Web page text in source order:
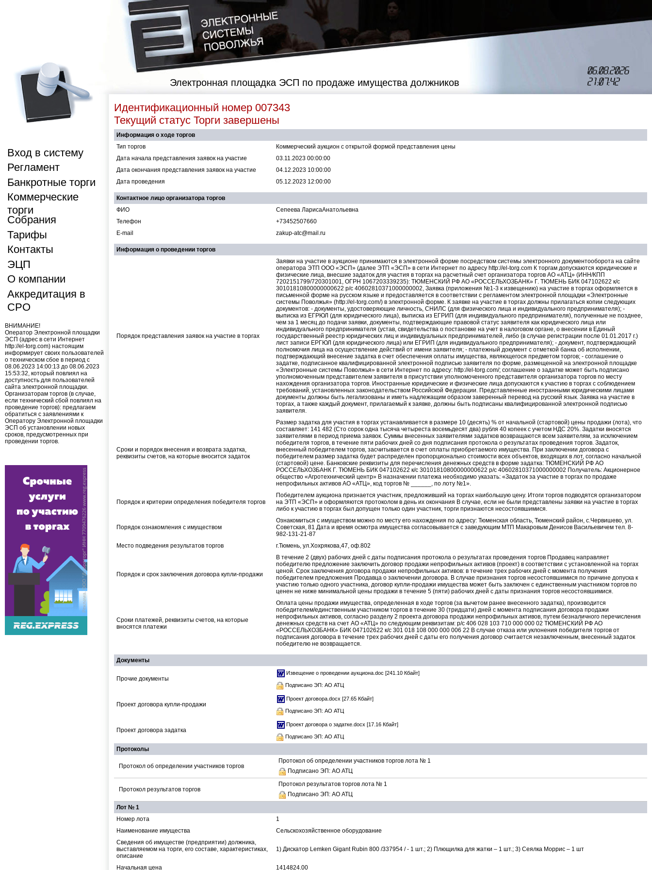
06.08.2026
21:07:42
Электронная площадка ЭСП по продаже имущества должников
Вход в систему
Регламент
Банкротные торги
Коммерческие
торги
Собрания
Тарифы
Контакты
ЭЦП
О компании
Аккредитация в
СРО
ВНИМАНИЕ!
Оператор Электронной площадки
ЭСП (адрес в сети Интернет
http://el-torg.com) настоящим
информирует своих пользователей
о техническом сбое в период с
08.06.2023 14:00:13 до 08.06.2023
15:53:32, который повлиял на
доступность для пользователей
сайта электронной площадки.
Организаторам торгов (в случае,
если технический сбой повлиял на
проведение торгов): предлагаем
обратиться с заявлениями к
Оператору Электронной площадки
ЭСП об установлении новых
сроков, предусмотренных при
проведении торгов.
Идентификационный номер 007343
Текущий статус Торги завершены
Информация о ходе торгов
Тип торгов
Коммерческий аукцион с открытой формой представления цены
Дата начала представления заявок на участие
03.11.2023 00:00:00
Дата окончания представления заявок на участие
04.12.2023 10:00:00
Дата проведения
05.12.2023 12:00:00
Контактное лицо организатора торгов
ФИО
Сепеева ЛарисаАнатольевна
Телефон
+73452507660
E-mail
zakup-atc@mail.ru
Информация о проведении торгов
Порядок представления заявок на участие в торгах
Заявки на участие в аукционе принимаются в электронной форме посредством системы электронного документооборота на сайте
оператора ЭТП ООО «ЭСП» (далее ЭТП «ЭСП» в сети Интернет по адресу http://el-torg.com К торгам допускаются юридические и
физические лица, внесшие задаток для участия в торгах на расчетный счет организатора торгов АО «АТЦ» (ИНН/КПП
7202151799/720301001, ОГРН 1067203339235): ТЮМЕНСКИЙ РФ АО «РОССЕЛЬХОЗБАНК» Г. ТЮМЕНЬ БИК 047102622 к/с
30101810800000000622 р/с 40602810371000000002, Заявка (приложения №1-3 к извещению) на участие в торгах оформляется в
письменной форме на русском языке и предоставляется в соответствии с регламентом электронной площадки «Электронные
системы Поволжья» (http://el-torg.com/) в электронной форме. К заявке на участие в торгах должны прилагаться копии следующих
документов: - документы, удостоверяющие личность, СНИЛС (для физического лица и индивидуального предпринимателя); -
выписка из ЕГРЮЛ (для юридического лица), выписка из ЕГРИП (для индивидуального предпринимателя), полученные не позднее,
чем за 1 месяц до подачи заявки, документы, подтверждающие правовой статус заявителя как юридического лица или
индивидуального предпринимателя (устав, свидетельства о постановке на учет в налоговом органе, о внесении в Единый
государственный реестр юридических лиц и индивидуальных предпринимателей, либо (в случае регистрации после 01.01.2017 г.)
лист записи ЕРГЮЛ (для юридического лица) или ЕГРИП (для индивидуального предпринимателя); - документ, подтверждающий
полномочия лица на осуществление действий от имени заявителя; - платежный документ с отметкой банка об исполнении,
подтверждающий внесение задатка в счет обеспечения оплаты имущества, являющегося предметом торгов; - соглашение о
задатке, подписанное квалифицированной электронной подписью заявителя по форме, размещенной на электронной площадке
«Электронные системы Поволжья» в сети Интернет по адресу: http://el-torg.com/; соглашение о задатке может быть подписано
уполномоченным представителем заявителя в присутствии уполномоченного представителя организатора торгов по месту
нахождения организатора торгов. Иностранные юридические и физические лица допускаются к участию в торгах с соблюдением
требований, установленных законодательством Российской Федерации. Представленные иностранными юридическими лицами
документы должны быть легализованы и иметь надлежащим образом заверенный перевод на русский язык. Заявка на участие в
торгах, а также каждый документ, прилагаемый к заявке, должны быть подписаны квалифицированной электронной подписью
заявителя.
Сроки и порядок внесения и возврата задатка,
реквизиты счетов, на которые вносится задаток
Размер задатка для участия в торгах устанавливается в размере 10 (десять) % от начальной (стартовой) цены продажи (лота), что
составляет: 141 482 (Сто сорок одна тысяча четыреста восемьдесят два) рубля 40 копеек с учетом НДС 20%. Задатки вносятся
заявителями в период приема заявок. Суммы внесенных заявителями задатков возвращаются всем заявителям, за исключением
победителя торгов, в течение пяти рабочих дней со дня подписания протокола о результатах проведения торгов. Задаток,
внесенный победителем торгов, засчитывается в счет оплаты приобретаемого имущества. При заключении договора с
победителем размер задатка будет распределен пропорционально стоимости всех объектов, входящих в лот, согласно начальной
(стартовой) цене. Банковские реквизиты для перечисления денежных средств в форме задатка: ТЮМЕНСКИЙ РФ АО
РОССЕЛЬХОЗБАНК Г. ТЮМЕНЬ БИК 047102622 к/с 30101810800000000622 р/с 40602810371000000002 Получатель: Акционерное
общество «Агротехнический центр» В назначении платежа необходимо указать: «Задаток за участие в торгах по продаже
непрофильных активов АО «АТЦ», код торгов № ______, по лоту №1».
Порядок и критерии определения победителя торгов
Победителем аукциона признается участник, предложивший на торгах наибольшую цену. Итоги торгов подводятся организатором
на ЭТП «ЭСП» и оформляются протоколом в день их окончания В случае, если не были представлены заявки на участие в торгах
либо к участию в торгах был допущен только один участник, торги признаются несостоявшимися.
Порядок ознакомления с имуществом
Ознакомиться с имуществом можно по месту его нахождения по адресу: Тюменская область, Тюменский район, с.Червишево, ул.
Советская, 81 Дата и время осмотра имущества согласовывается с заведующим МТП Макаровым Денисов Васильевичем тел. 8-
982-131-21-87
Место подведения результатов торгов
г.Тюмень, ул.Хохрякова,47, оф.802
Порядок и срок заключения договора купли-продажи
В течение 2 (двух) рабочих дней с даты подписания протокола о результатах проведения торгов Продавец направляет
победителю предложение заключить договор продажи непрофильных активов (проект) в соответствии с установленной на торгах
ценой. Срок заключения договора продажи непрофильных активов: в течение трех рабочих дней с момента получения
победителем предложения Продавца о заключении договора. В случае признания торгов несостоявшимися по причине допуска к
участию только одного участника, договор купли-продажи имущества может быть заключен с единственным участником торгов по
ценен не ниже минимальной цены продажи в течение 5 (пяти) рабочих дней с даты признания торгов несостоявшимися.
Сроки платежей, реквизиты счетов, на которые
вносятся платежи
Оплата цены продажи имущества, определенная в ходе торгов (за вычетом ранее внесенного задатка), производится
победителем/единственным участником торгов в течение 30 (тридцати) дней с момента подписания договора продажи
непрофильных активов, согласно разделу 2 проекта договора продажи непрофильных активов, путем безналичного перечисления
денежных средств на счет АО «АТЦ» по следующим реквизитам: р/с 406 028 103 710 000 000 02 ТЮМЕНСКИЙ РФ АО
«РОССЕЛЬХОЗБАНК» БИК 047102622 к/с 301 018 108 000 000 006 22 В случае отказа или уклонения победителя торгов от
подписания договора в течение трех рабочих дней с даты его получения договор считается незаключенным, внесенный задаток
победителю не возвращается.
Документы
Прочие документы
Извещение о проведении аукциона.doc [241.10 Кбайт]
Подписано ЭП: АО АТЦ
Проект договора купли-продажи
Проект договора.docx [27.65 Кбайт]
Подписано ЭП: АО АТЦ
Проект договора задатка
Проект договора о задатке.docx [17.16 Кбайт]
Подписано ЭП: АО АТЦ
Протоколы
Протокол об определении участников торгов
Протокол об определении участников торгов лота № 1
Подписано ЭП: АО АТЦ
Протокол результатов торгов
Протокол результатов торгов лота № 1
Подписано ЭП: АО АТЦ
Лот № 1
Номер лота
1
Наименование имущества
Сельскохозяйственное оборудование
Cведения об имуществе (предприятии) должника,
выставляемом на торги, его составе, характеристиках,
описание
1) Дискатор Lemken Gigant Rubin 800 /337954 / - 1 шт.; 2) Плющилка для жатки – 1 шт.; 3) Сеялка Моррис – 1 шт
Начальная цена 1414824.00